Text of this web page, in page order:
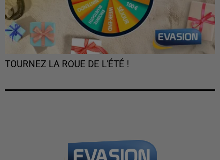
TOURNEZ LA ROUE DE L'ÉTÉ !